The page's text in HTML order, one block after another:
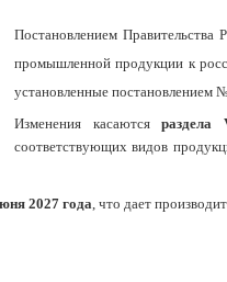
Постановлением
промышленной продукции к
установленные постановлением
Изменения касаютсяраздела
соответствующих видов
2027 года, что дает